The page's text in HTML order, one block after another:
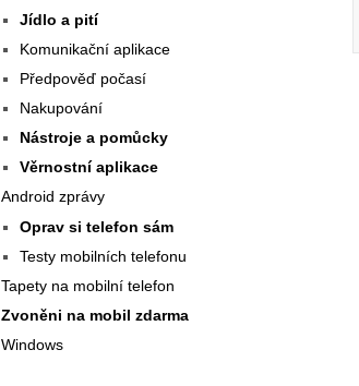
Jídlo a pití
Komunikační aplikace
Předpověď počasí
Nakupování
Nástroje a pomůcky
Věrnostní aplikace
Android zprávy
Oprav si telefon sám
Testy mobilních telefonu
Tapety na mobilní telefon
Zvoněni na mobil zdarma
Windows